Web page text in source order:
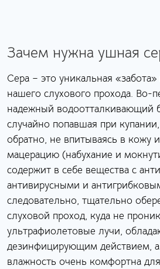
Зачем нужна ушная
Сера – это уникальная
нашего слухового прохода. Во-
надежный водоотталкивающий
случайно попавшая при
обратно, не впитываясь в кожу
мацерацию (набухание и
содержит в себе вещества с
антивирусными и
следовательно, тщательно
слуховой проход, куда не
ультрафиолетовые лучи,
дезинфицирующим действием, а
влажность очень комфортна